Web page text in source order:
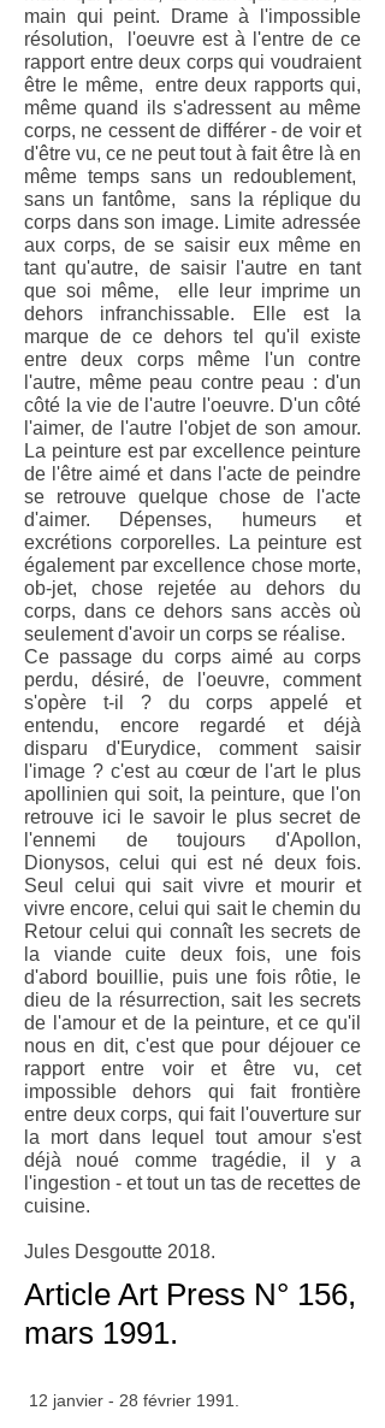
main qui peint. Drame à l'impossible
résolution, l'oeuvre est à l'entre de ce
rapport entre deux corps qui voudraient
être le même, entre deux rapports qui,
même quand ils s'adressent au même
corps, ne cessent de différer - de voir et
d'être vu, ce ne peut tout à fait être là en
même temps sans un redoublement,
sans un fantôme, sans la réplique du
corps dans son image. Limite adressée
aux corps, de se saisir eux même en
tant qu'autre, de saisir l'autre en tant
que soi même, elle leur imprime un
dehors infranchissable. Elle est la
marque de ce dehors tel qu'il existe
entre deux corps même l'un contre
l'autre, même peau contre peau : d'un
côté la vie de l'autre l'oeuvre. D'un côté
l'aimer, de l'autre l'objet de son amour.
La peinture est par excellence peinture
de l'être aimé et dans l'acte de peindre
se retrouve quelque chose de l'acte
d'aimer. Dépenses, humeurs et
excrétions corporelles. La peinture est
également par excellence chose morte,
ob-jet, chose rejetée au dehors du
corps, dans ce dehors sans accès où
seulement d'avoir un corps se réalise.
Ce passage du corps aimé au corps
perdu, désiré, de l'oeuvre, comment
s'opère t-il ? du corps appelé et
entendu, encore regardé et déjà
disparu d'Eurydice, comment saisir
l'image ? c'est au cœur de l'art le plus
apollinien qui soit, la peinture, que l'on
retrouve ici le savoir le plus secret de
l'ennemi de toujours d'Apollon,
Dionysos, celui qui est né deux fois.
Seul celui qui sait vivre et mourir et
vivre encore, celui qui sait le chemin du
Retour celui qui connaît les secrets de
la viande cuite deux fois, une fois
d'abord bouillie, puis une fois rôtie, le
dieu de la résurrection, sait les secrets
de l'amour et de la peinture, et ce qu'il
nous en dit, c'est que pour déjouer ce
rapport entre voir et être vu, cet
impossible dehors qui fait frontière
entre deux corps, qui fait l'ouverture sur
la mort dans lequel tout amour s'est
déjà noué comme tragédie, il y a
l'ingestion - et tout un tas de recettes de
cuisine.
Jules Desgoutte 2018.
Article Art Press N° 156,
mars 1991.
12 janvier - 28 février 1991.